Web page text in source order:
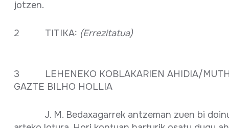
jotzen.
2 TITIKA: (Errezitatua)
3 LEHENEKO KOBLAKARIEN AHIDIA/
GAZTE BILHO HOLLIA
J. M. Bedaxagarrek antzeman zuen bi